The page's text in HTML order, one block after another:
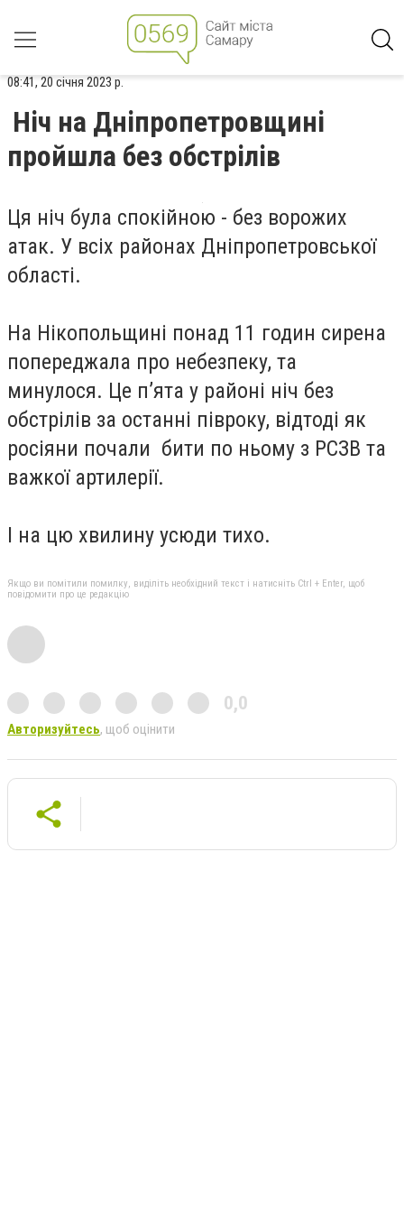
08:41, 20 січня 2023 р.
Ніч на Дніпропетровщині
пройшла без обстрілів
Ця ніч була спокійною - без ворожих
атак. У всіх районах Дніпропетровської
області.
На Нікопольщинi понад 11 годин сирена
попереджала про небезпеку, та
минулося. Це п’ята у районі ніч без
обстрілів за останні півроку, відтоді як
росіяни почали бити по ньому з РСЗВ та
важкої артилерії.
І на цю хвилину усюди тихо.
Якщо ви помітили помилку, виділіть необхідний текст і натисніть Ctrl + Enter, щоб
повідомити про це редакцію
0,0
Авторизуйтесь, щоб оцінити